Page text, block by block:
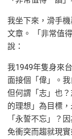
我坐下來，滑手
文章。 「非常值
說：
我1949年隻身來
面接個「偉」。
但何謂「志」也
的理想」為目標
「永誓不忘」？
免衝突而趨就現